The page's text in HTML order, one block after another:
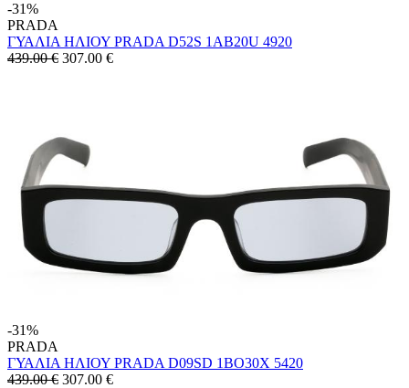
-31%
PRADA
ΓΥΑΛΙΑ ΗΛΙΟΥ PRADA D52S 1AB20U 4920
439.00 € 307.00 €
-31%
PRADA
ΓΥΑΛΙΑ ΗΛΙΟΥ PRADA D09SD 1BO30X 5420
439.00 € 307.00 €